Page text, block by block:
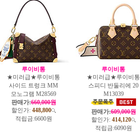
루이비통
★미러급★루이비통
사이드 트렁크 MM
모노그램 M28569
판매가:660,000원
할인가: 448,800
적립금:6600원
루이비통
★미러급★루이비통
스피디 반둘리에 20
M13039
판매가:609,000원
할인가: 414,120
적립금:6090원